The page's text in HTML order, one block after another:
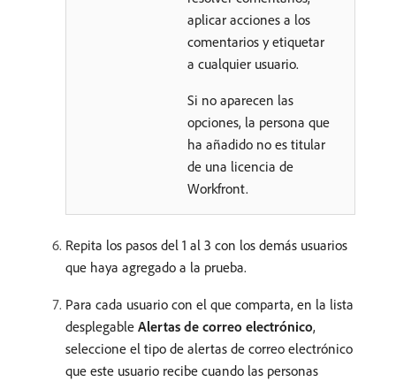
aplicar acciones a los
comentarios y etiquetar
a cualquier usuario.
Si no aparecen las
opciones, la persona que
ha añadido no es titular
de una licencia de
Workfront.
Repita los pasos del 1 al 3 con los demás usuarios
que haya agregado a la prueba.
Para cada usuario con el que comparta, en la lista
desplegable Alertas de correo electrónico,
seleccione el tipo de alertas de correo electrónico
que este usuario recibe cuando las personas